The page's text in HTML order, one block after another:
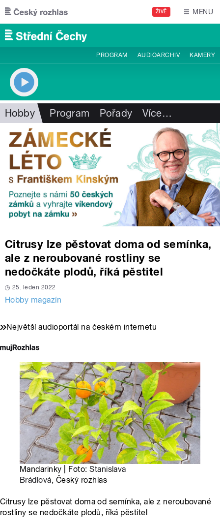
Přejít k hlavnímu obsahu
ŽIVĚ MENU
PROGRAM AUDIOARCHIV KAMERY
Hobby Program Pořady Více…
Citrusy lze pěstovat doma od semínka,
ale z neroubované rostliny se
nedočkáte plodů, říká pěstitel
25. leden 2022
Hobby magazín
Největší audioportál na českém internetu
Mandarinky | Foto:Stanislava
Brádlová, Český rozhlas
Citrusy lze pěstovat doma od semínka, ale z neroubované
rostliny se nedočkáte plodů, říká pěstitel